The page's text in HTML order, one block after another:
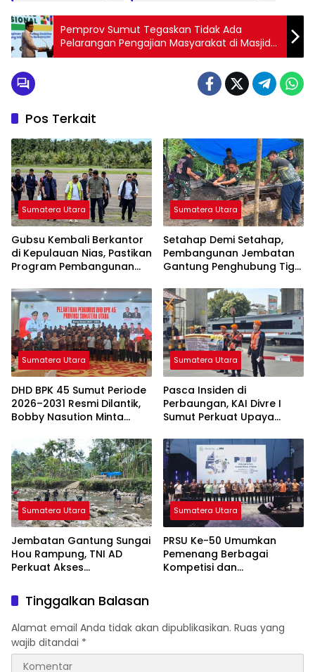
Pemprov Sumut Tegaskan Tidak Ada
Pelarangan Pengajian Masyarakat di Masjid
Gubernur
Pos Terkait
Sumatera Utara
Gubsu Kembali Berkantor
di Kepulauan Nias, Pastikan
Program Pembangunan
Sumatera Utara
Setahap Demi Setahap,
Pembangunan Jembatan
Gantung Penghubung Tiga
Terwujud
Sumatera Utara
DHD BPK 45 Sumut Periode
2026–2031 Resmi Dilantik,
Bobby Nasution Minta
Ditularkan ke Generasi
Muda
Sumatera Utara
Pasca Insiden di
Perbaungan, KAI Divre I
Sumut Perkuat Upaya
Perlintasan Sebidang
Sumatera Utara
Jembatan Gantung Sungai
Hou Rampung, TNI AD
Perkuat Akses
Nias
Sumatera Utara
PRSU Ke-50 Umumkan
Pemenang Berbagai
Kompetisi dan
Tinggalkan Balasan
Alamat email Anda tidak akan dipublikasikan. Ruas yang
wajib ditandai *